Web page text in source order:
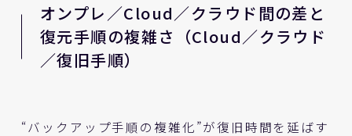
オンプレ／Cloud／クラウド間の差と
復元手順の複雑さ（Cloud／クラウド
／復旧手順）
“バックアップ手順の複雑化”が復旧時間を延ばす